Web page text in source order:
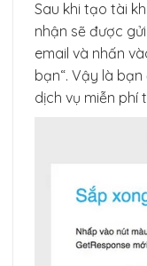
Sau khi tạo tài
nhận sẽ được
email và nhấn
bạn“. Vậy là
dịch vụ miễn phí